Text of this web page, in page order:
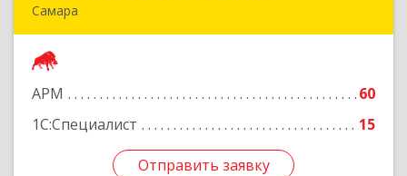
Самара
АРМ
60
1С:Специалист
15
Отправить заявку
Подробнее
Отправить заявку